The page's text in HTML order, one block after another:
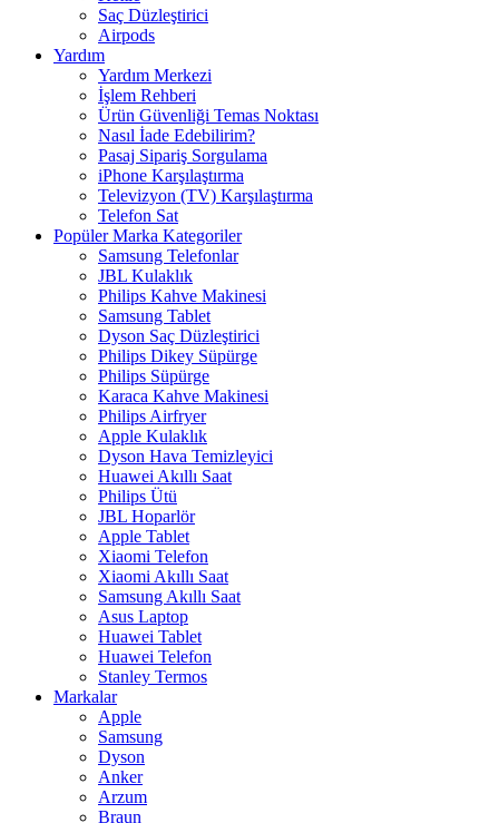
Saç Düzleştirici
Airpods
Yardım
Yardım Merkezi
İşlem Rehberi
Ürün Güvenliği Temas Noktası
Nasıl İade Edebilirim?
Pasaj Sipariş Sorgulama
iPhone Karşılaştırma
Televizyon (TV) Karşılaştırma
Telefon Sat
Popüler Marka Kategoriler
Samsung Telefonlar
JBL Kulaklık
Philips Kahve Makinesi
Samsung Tablet
Dyson Saç Düzleştirici
Philips Dikey Süpürge
Philips Süpürge
Karaca Kahve Makinesi
Philips Airfryer
Apple Kulaklık
Dyson Hava Temizleyici
Huawei Akıllı Saat
Philips Ütü
JBL Hoparlör
Apple Tablet
Xiaomi Telefon
Xiaomi Akıllı Saat
Samsung Akıllı Saat
Asus Laptop
Huawei Tablet
Huawei Telefon
Stanley Termos
Markalar
Apple
Samsung
Dyson
Anker
Arzum
Braun